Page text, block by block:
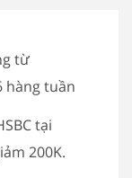
từ
hàng tuần
tại
200K.